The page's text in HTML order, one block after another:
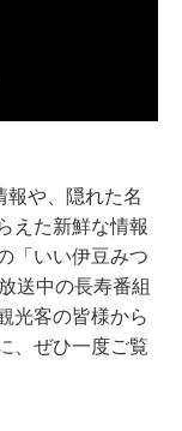
報や、隠れた名
えた新­鮮な情報
「いい伊豆みつ
送中の長寿番組
光客の皆様から
、ぜひ一度ご覧